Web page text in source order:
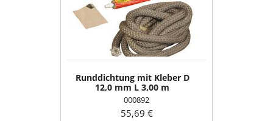
12,0
mm
Runddichtung mit Kleber D
12,0 mm L 3,00 m
000892
55,69 €